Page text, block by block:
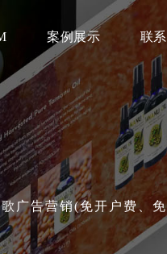
案例展示 联
广告营销(免开户费、